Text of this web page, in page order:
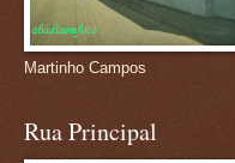
Martinho Campos
Rua Principal